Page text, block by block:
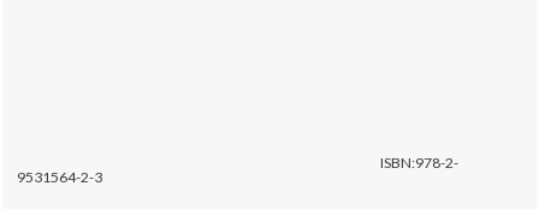
ISBN:978-2-
9531564-2-3